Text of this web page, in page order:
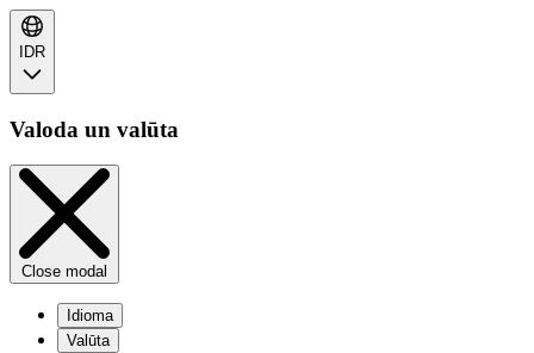
IDR
Valoda un valūta
Close modal
Idioma
Valūta